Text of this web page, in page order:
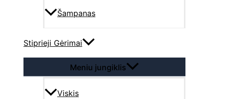
Šampanas
Stiprieji Gėrimai
Meniu jungiklis
Viskis